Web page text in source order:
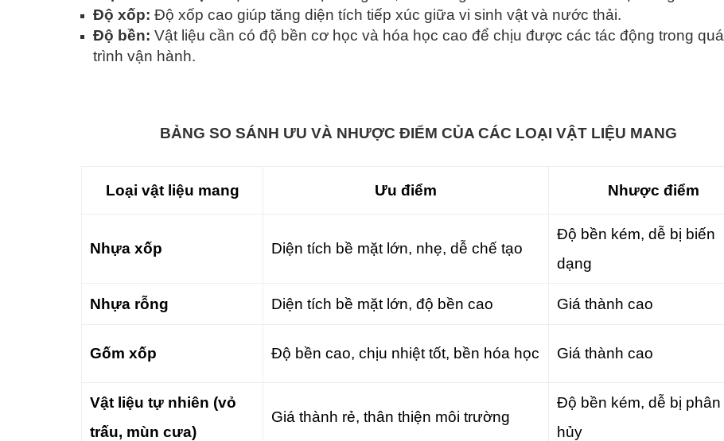
Độ xốp: Độ xốp cao giúp tăng diện tích tiếp xúc giữa vi sinh vật và nước thải.
Độ bền: Vật liệu cần có độ bền cơ học và hóa học cao để chịu được các tác động trong quá
trình vận hành.
BẢNG SO SÁNH ƯU VÀ NHƯỢC ĐIỂM CỦA CÁC LOẠI VẬT LIỆU MANG
Loại vật liệu mang Ưu điểm Nhược điểm
Nhựa xốp Diện tích bề mặt lớn, nhẹ, dễ chế tạo
Độ bền kém, dễ bị biến
dạng
Nhựa rỗng Diện tích bề mặt lớn, độ bền cao Giá thành cao
Gốm xốp Độ bền cao, chịu nhiệt tốt, bền hóa học Giá thành cao
Vật liệu tự nhiên (vỏ
trấu, mùn cưa)
Giá thành rẻ, thân thiện môi trường
Độ bền kém, dễ bị phân
hủy